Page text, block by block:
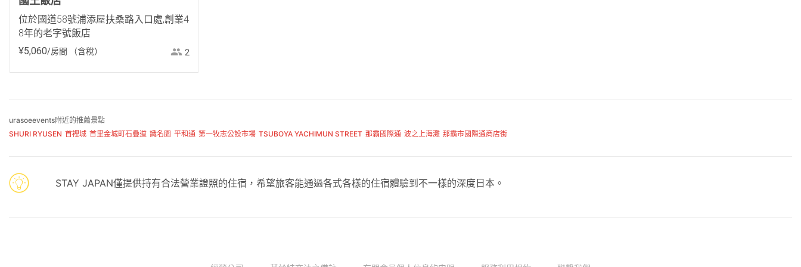
位於國道58號浦添屋扶桑路入口處,創業4
8年的老字號飯店
¥5,060/房間 （含稅） 2
urasoeevents附近的推薦景點
SHURI RYUSEN 首裡城 首里金城町石疊道 識名園 平和通 第一牧志公設市場 TSUBOYA YACHIMUN STREET 那霸國際通 波之上海灘 那霸市國際通商店街
STAY JAPAN僅提供持有合法營業證照的住宿，希望旅客能通過各式各樣的住宿體驗到不一樣的深度日本。